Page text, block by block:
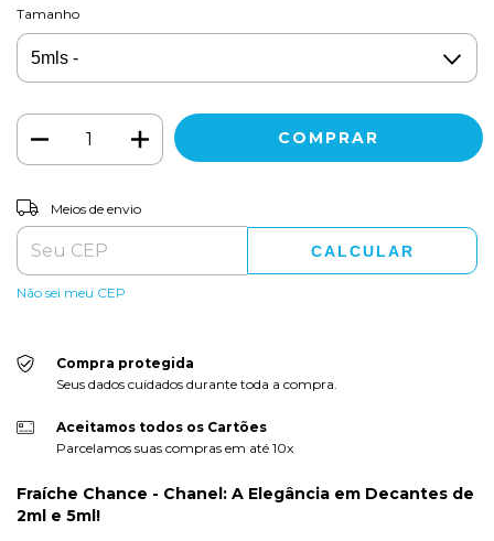
Tamanho
Entregas para o CEP:
Meios de envio
CALCULAR
Não sei meu CEP
Compra protegida
Seus dados cuidados durante toda a compra.
Aceitamos todos os Cartões
Parcelamos suas compras em até 10x
Fraíche Chance - Chanel: A Elegância em Decantes de
2ml e 5ml!